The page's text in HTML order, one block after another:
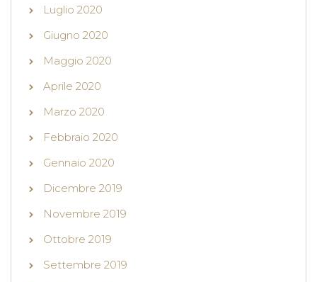
Luglio 2020
Giugno 2020
Maggio 2020
Aprile 2020
Marzo 2020
Febbraio 2020
Gennaio 2020
Dicembre 2019
Novembre 2019
Ottobre 2019
Settembre 2019